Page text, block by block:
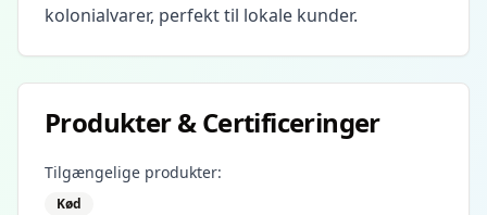
kolonialvarer, perfekt til lokale kunder.
Produkter & Certificeringer
Tilgængelige produkter:
Kød